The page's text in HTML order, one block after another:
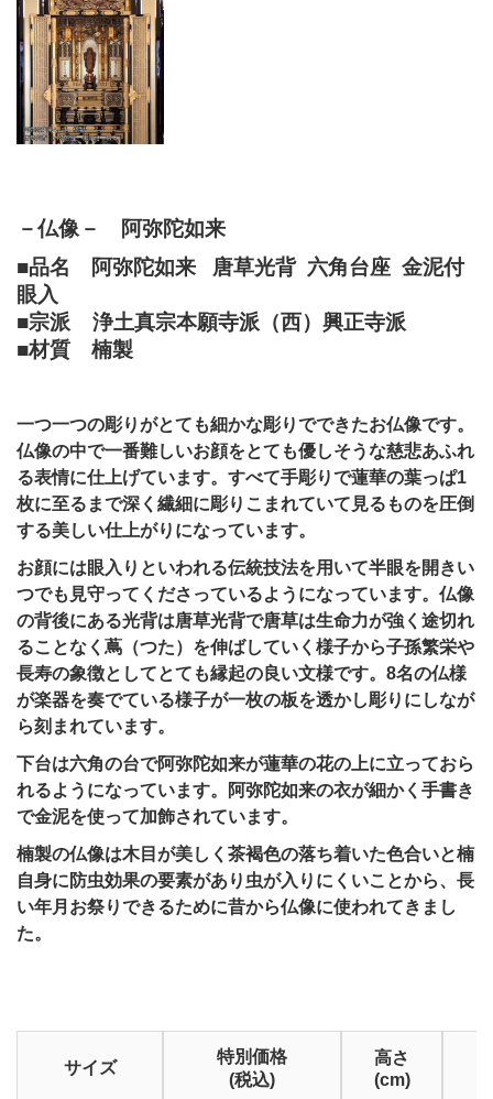
－仏像－ 阿弥陀如来
■品名 阿弥陀如来 唐草光背 六角台座 金泥付
眼入
■宗派
浄土真宗本願寺派（西）興正寺派
■材質 楠製
一つ一つの彫りがとても細かな彫りでできたお仏像です。
仏像の中で一番難しいお顔をとても優しそうな慈悲あふれ
る表情に仕上げています。すべて手彫りで蓮華の葉っぱ1
枚に至るまで深く繊細に彫りこまれていて見るものを圧倒
する美しい仕上がりになっています。
お顔には眼入りといわれる伝統技法を用いて半眼を開きい
つでも見守ってくださっているようになっています。仏像
の背後にある光背は唐草光背で唐草は生命力が強く途切れ
ることなく蔦（つた）を伸ばしていく様子から子孫繁栄や
長寿の象徴としてとても縁起の良い文様です。8名の仏様
が楽器を奏でている様子が一枚の板を透かし彫りにしなが
ら刻まれています。
下台は六角の台で阿弥陀如来が蓮華の花の上に立っておら
れるようになっています。阿弥陀如来の衣が細かく手書き
で金泥を使って加飾されています。
楠製の仏像は木目が美しく茶褐色の落ち着いた色合いと楠
自身に防虫効果の要素があり虫が入りにくいことから、長
い年月お祭りできるために昔から仏像に使われてきまし
た。
サイズ
特別価格
(税込)
高さ
(cm)